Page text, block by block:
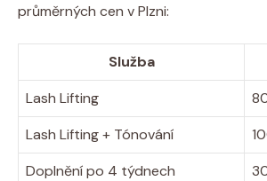
průměrných cen v Plzni:
Služba
Lash Lifting
Lash Lifting + Tónování
Doplnění po 4 týdnech